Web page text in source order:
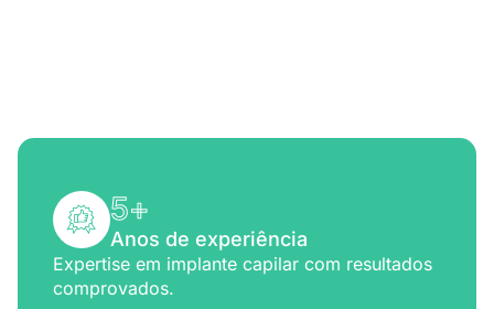
5+
Anos de experiência
Expertise em implante capilar com resultados
comprovados.